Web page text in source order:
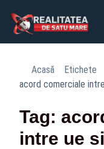
Acasă Etichete
acord comerciale
Tag:
intre ue